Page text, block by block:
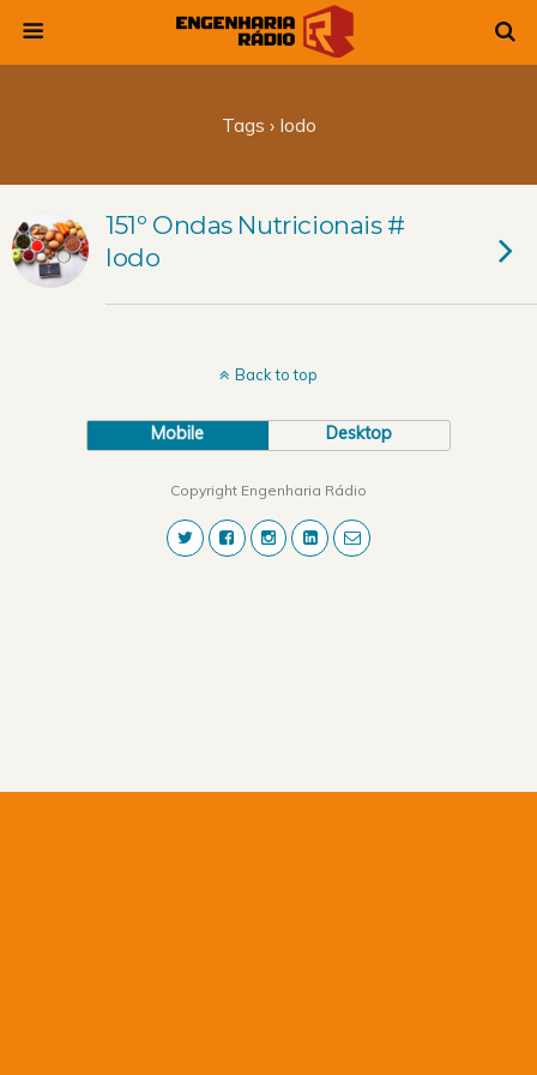
Tags › Iodo
151º Ondas Nutricionais #
Iodo
Back to top
Mobile Desktop
Copyright Engenharia Rádio